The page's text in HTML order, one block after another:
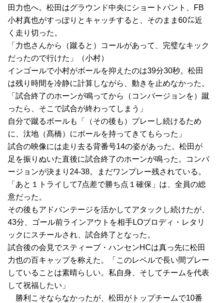
田力也へ。松田はグラウンド中央にショートパント、FB
小村真也がすっぽりとキャッチすると、そのまま60㍍近
く走り切った。
「力也さんから（蹴ると）コールがあって、完璧なキック
だったので行けた」（小村）
インゴールで小村がボールを抑えたのは39分30秒。松田
は残り時間を冷静に計算しながら、動きを止めなかった。
「試合終了のホーンが鳴ってから（コンバージョンを）蹴
ったら、そこで試合が終わってしまう」
自分で蹴るボールも「（その後も）プレーし続けるため
に、汰地（髙橋）にボールを持ってきてもらった」
試合の映像には走り去る背番号14の姿があった。松田が
足を振りぬいた直後に試合終了のホーンが鳴った。コンバ
ージョンが決まり24-38。まだワンプレー残されている。
「あと１トライして7点差で勝ち点１確保」は、全員の総
意だった。
その後もアドバンテージを活かしてアタックし続けたが、
43分、ゴール前ラインアウトを相手LOブロディ・レタリ
ックにスチールされ、試合終了となった。
試合後の会見でスティーブ・ハンセンHCは真っ先に松田
力也の百キャップを称えた。「このレベルで長い間プレー
していることは素晴らしい。私自身、そしてチームを代表
して祝福したい」
勝利こそならなかったが、松田がトップチームで10番